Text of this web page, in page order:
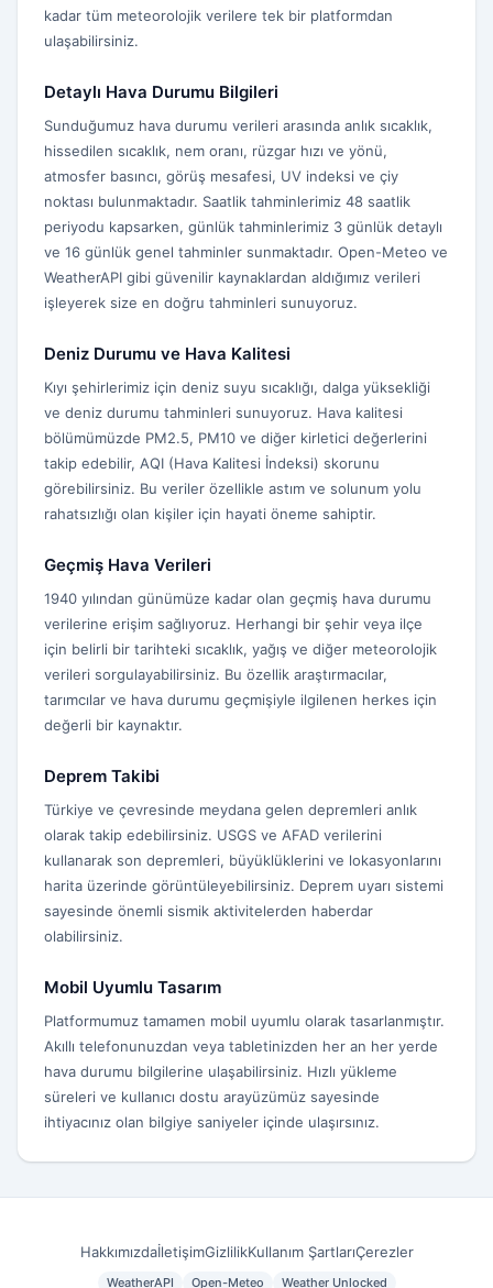
kadar tüm meteorolojik verilere tek bir platformdan
ulaşabilirsiniz.
Detaylı Hava Durumu Bilgileri
Sunduğumuz hava durumu verileri arasında anlık sıcaklık,
hissedilen sıcaklık, nem oranı, rüzgar hızı ve yönü,
atmosfer basıncı, görüş mesafesi, UV indeksi ve çiy
noktası bulunmaktadır. Saatlik tahminlerimiz 48 saatlik
periyodu kapsarken, günlük tahminlerimiz 3 günlük detaylı
ve 16 günlük genel tahminler sunmaktadır. Open-Meteo ve
WeatherAPI gibi güvenilir kaynaklardan aldığımız verileri
işleyerek size en doğru tahminleri sunuyoruz.
Deniz Durumu ve Hava Kalitesi
Kıyı şehirlerimiz için deniz suyu sıcaklığı, dalga yüksekliği
ve deniz durumu tahminleri sunuyoruz. Hava kalitesi
bölümümüzde PM2.5, PM10 ve diğer kirletici değerlerini
takip edebilir, AQI (Hava Kalitesi İndeksi) skorunu
görebilirsiniz. Bu veriler özellikle astım ve solunum yolu
rahatsızlığı olan kişiler için hayati öneme sahiptir.
Geçmiş Hava Verileri
1940 yılından günümüze kadar olan geçmiş hava durumu
verilerine erişim sağlıyoruz. Herhangi bir şehir veya ilçe
için belirli bir tarihteki sıcaklık, yağış ve diğer meteorolojik
verileri sorgulayabilirsiniz. Bu özellik araştırmacılar,
tarımcılar ve hava durumu geçmişiyle ilgilenen herkes için
değerli bir kaynaktır.
Deprem Takibi
Türkiye ve çevresinde meydana gelen depremleri anlık
olarak takip edebilirsiniz. USGS ve AFAD verilerini
kullanarak son depremleri, büyüklüklerini ve lokasyonlarını
harita üzerinde görüntüleyebilirsiniz. Deprem uyarı sistemi
sayesinde önemli sismik aktivitelerden haberdar
olabilirsiniz.
Mobil Uyumlu Tasarım
Platformumuz tamamen mobil uyumlu olarak tasarlanmıştır.
Akıllı telefonunuzdan veya tabletinizden her an her yerde
hava durumu bilgilerine ulaşabilirsiniz. Hızlı yükleme
süreleri ve kullanıcı dostu arayüzümüz sayesinde
ihtiyacınız olan bilgiye saniyeler içinde ulaşırsınız.
HakkımızdaİletişimGizlilikKullanım ŞartlarıÇerezler
WeatherAPI Open-Meteo Weather Unlocked